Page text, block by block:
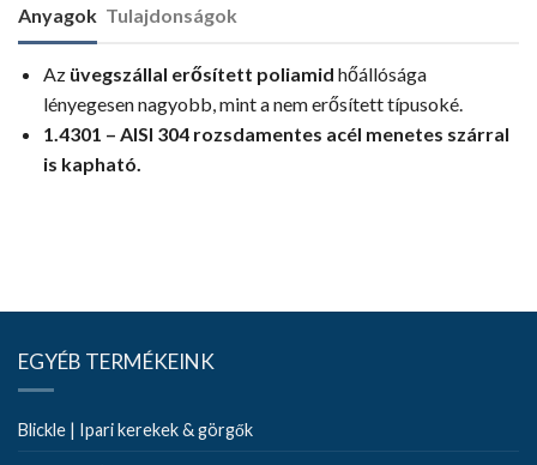
Anyagok Tulajdonságok
Az üvegszállal erősített poliamid hőállósága
lényegesen nagyobb, mint a nem erősített típusoké.
1.4301 – AISI 304 rozsdamentes acél menetes szárral
is kapható.
EGYÉB TERMÉKEINK
Blickle | Ipari kerekek & görgők